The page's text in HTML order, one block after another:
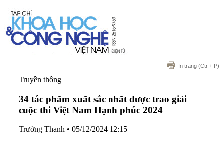
In trang (Ctr + P)
Truyền thông
34 tác phẩm xuất sắc nhất được trao giải
cuộc thi Việt Nam Hạnh phúc 2024
Trường Thanh • 05/12/2024 12:15